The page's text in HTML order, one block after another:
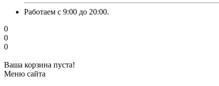
Работаем с 9:00 до 20:00.
0
0
0
Ваша корзина пуста!
Меню сайта